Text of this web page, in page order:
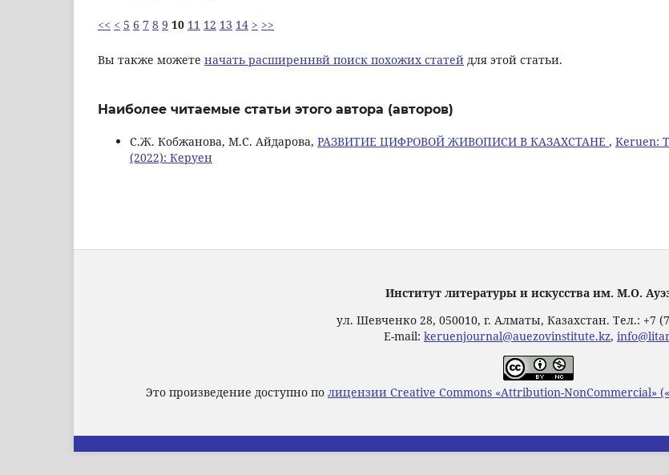
<< < 5 6 7 8 9 10 11 12 13 14 > >>
Вы также можете начать расширеннвй поиск похожих статей для этой статьи.
Наиболее читаемые статьи этого автора (авторов)
C.Ж. Кобжанова, М.С. Айдарова, РАЗВИТИЕ ЦИФРОВОЙ ЖИВОПИСИ В КАЗАХСТАНЕ , Keruen:
(2022): Керуен
Институт литературы и искусства им. М.О.
ул. Шевченко 28, 050010, г. Алматы, Казахстан. Тел.: +7
E-mail: keruenjournal@auezovinstitute.kz,
Это произведение доступно по лицензии Creative Commons «Attribution-NonCommercial»